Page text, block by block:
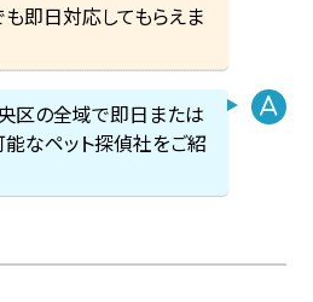
即日対応してもらえま
区の全域で即日または
なペット探偵社をご紹